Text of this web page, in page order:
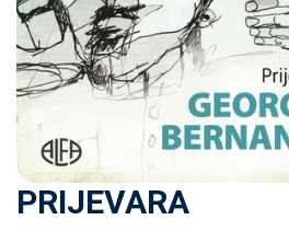
PRIJEVARA